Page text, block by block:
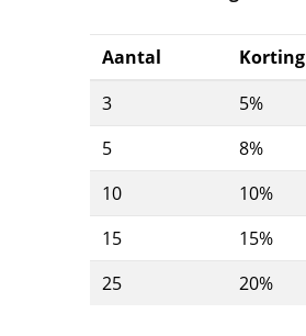
Aantal Korting
3
5%
5
8%
10
10%
15
15%
25
20%